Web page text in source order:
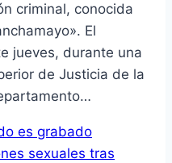
criminal, conocida
El
jueves, durante una
de Justicia de la
es grabado
sexuales tras